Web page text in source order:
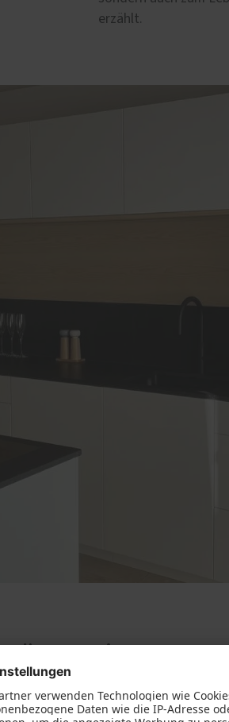
erzählt.
mit uns
bezeichnet. Hier kommt die ganze
aus dem Kühlschrank